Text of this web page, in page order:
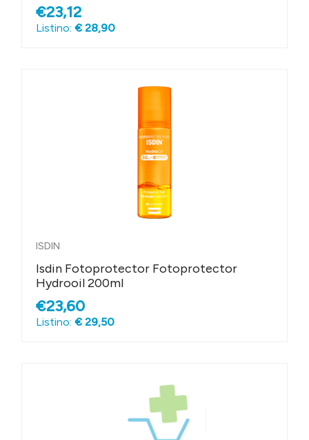
€23,12
Listino: € 28,90
ISDIN
Isdin Fotoprotector Fotoprotector
Hydrooil 200ml
€23,60
Listino: € 29,50